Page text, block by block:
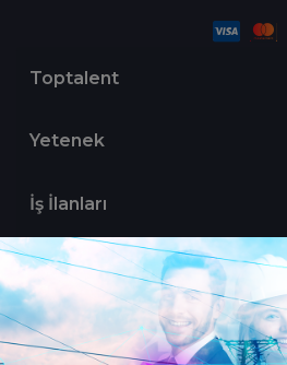
Toptalent
Yetenek
İş İlanları
Sertifika Programları
Yetenek Testleri